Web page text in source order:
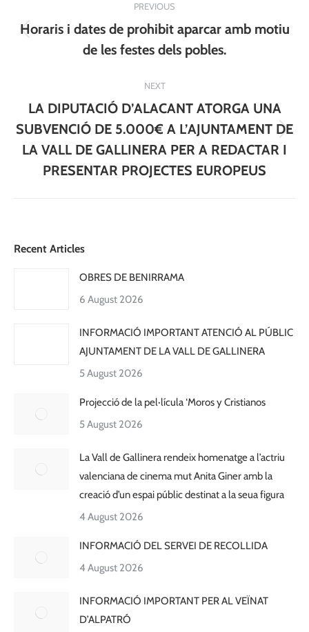
navigation
PREVIOUS
Previous
post:
Horaris i dates de prohibit aparcar amb motiu
de les festes dels pobles.
NEXT
Next
post:
LA DIPUTACIÓ D’ALACANT ATORGA UNA
SUBVENCIÓ DE 5.000€ A L’AJUNTAMENT DE
LA VALL DE GALLINERA PER A REDACTAR I
PRESENTAR PROJECTES EUROPEUS
Recent Articles
OBRES DE BENIRRAMA
6 August 2026
INFORMACIÓ IMPORTANT ATENCIÓ AL PÚBLIC
AJUNTAMENT DE LA VALL DE GALLINERA
5 August 2026
Projecció de la pel·lícula ‘Moros y Cristianos
5 August 2026
La Vall de Gallinera rendeix homenatge a l’actriu
valenciana de cinema mut Anita Giner amb la
creació d’un espai públic destinat a la seua figura
4 August 2026
INFORMACIÓ DEL SERVEI DE RECOLLIDA
4 August 2026
INFORMACIÓ IMPORTANT PER AL VEÏNAT
D’ALPATRÓ